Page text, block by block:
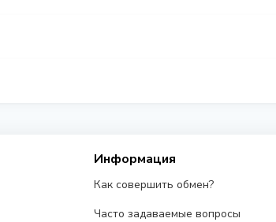
Информация
Как совершить обмен?
Часто задаваемые вопросы